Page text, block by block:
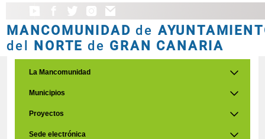
MANCOMUNIDAD de
del NORTE de GRAN CANARIA
La Mancomunidad
Municipios
Proyectos
Sede electrónica